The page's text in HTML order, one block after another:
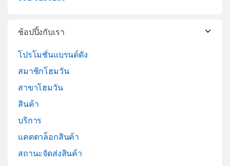
ช้อปปิ้งกับเรา
โปรโมชั่นแบรนด์ดัง
สมาชิกโฮมวัน
สาขาโฮมวัน
สินค้า
บริการ
แคตตาล็อกสินค้า
สถานะจัดส่งสินค้า